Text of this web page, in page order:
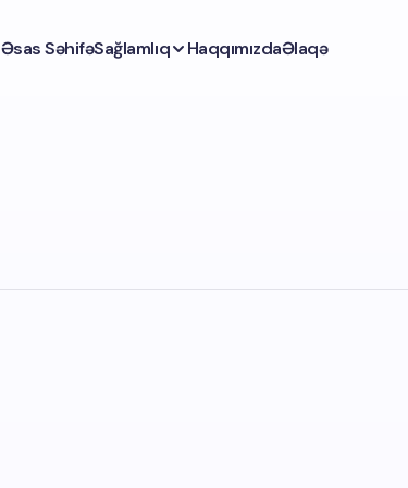
Əsas SəhifəSağlamlıq HaqqımızdaƏlaqə